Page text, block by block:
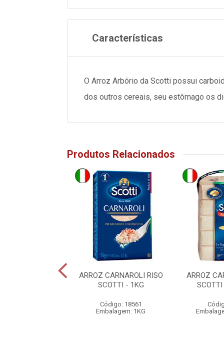
Características
O Arroz Arbório da Scotti possui
dos outros cereais, seu estômago os
Produtos Relacionados
ARROZ CARNAROLI RISO
SCOTTI - 1KG
Código: 18561
Embalagem: 1KG
ARROZ